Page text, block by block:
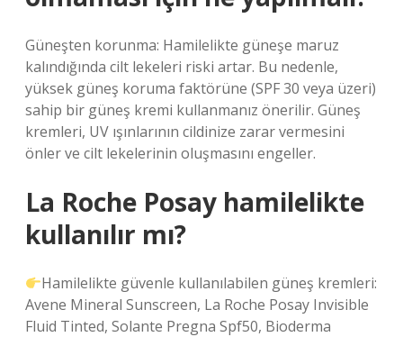
Güneşten korunma: Hamilelikte güneşe maruz
kalındığında cilt lekeleri riski artar. Bu nedenle,
yüksek güneş koruma faktörüne (SPF 30 veya üzeri)
sahip bir güneş kremi kullanmanız önerilir. Güneş
kremleri, UV ışınlarının cildinize zarar vermesini
önler ve cilt lekelerinin oluşmasını engeller.
La Roche Posay hamilelikte
kullanılır mı?
Hamilelikte güvenle kullanılabilen güneş kremleri:
Avene Mineral Sunscreen, La Roche Posay Invisible
Fluid Tinted, Solante Pregna Spf50, Bioderma